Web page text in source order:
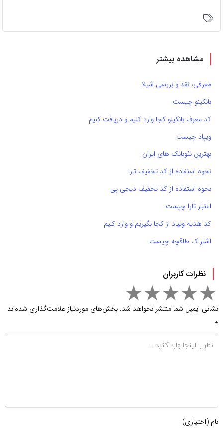
مشاهده بیشتر
معرفی، نقد و بررسی شیلا
بانکینو چیست
کد معرف بانکینو کجا وارد کنیم و دریافت کنیم
ویپاد چیست
بهترین نئوبانک های ایران
نحوه استفاده از کد تخفیف تارا
نحوه استفاده از کد تخفیف دیجی پی
اعتبار تارا چیست
کد هدیه ویپاد از کجا بگیریم و وارد کنیم
اشتراک طاقچه چیست
نظرات کاربران
نشانی ایمیل شما منتشر نخواهد شد. بخش‌های موردنیاز علامت‌گذاری شده‌اند
*
نام (اختیاری)